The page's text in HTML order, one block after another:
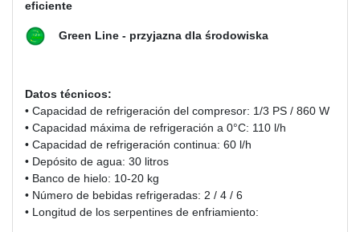
eficiente
Green Line - przyjazna dla środowiska
Datos técnicos:
• Capacidad de refrigeración del compresor: 1/3 PS / 860 W
• Capacidad máxima de refrigeración a 0°C: 110 l/h
• Capacidad de refrigeración continua: 60 l/h
• Depósito de agua: 30 litros
• Banco de hielo: 10-20 kg
• Número de bebidas refrigeradas: 2 / 4 / 6
• Longitud de los serpentines de enfriamiento: